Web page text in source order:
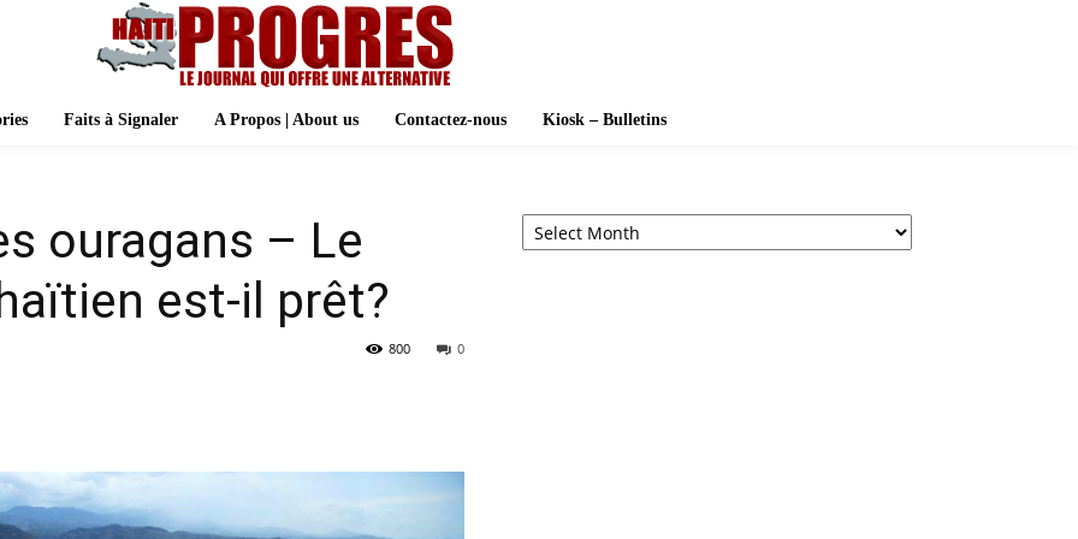
Faits à Signaler A Propos | About us Contactez-nous Kiosk – Bulletins
ouragans – Le
est-il prêt?
0
800
Archives